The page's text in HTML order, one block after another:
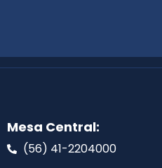
Mesa Central:
(56) 41-2204000